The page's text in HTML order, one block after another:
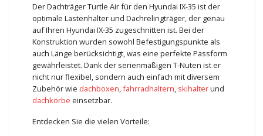
Der Dachträger Turtle Air für den Hyundai IX-35 ist der
optimale Lastenhalter und Dachrelingträger, der genau
auf Ihren Hyundai IX-35 zugeschnitten ist. Bei der
Konstruktion wurden sowohl Befestigungspunkte als
auch Länge berücksichtigt, was eine perfekte Passform
gewährleistet. Dank der serienmäßigen T-Nuten ist er
nicht nur flexibel, sondern auch einfach mit diversem
Zubehör wie dachboxen,fahrradhaltern, skihalterund
dachkörbe einsetzbar.
Entdecken Sie die vielen Vorteile: